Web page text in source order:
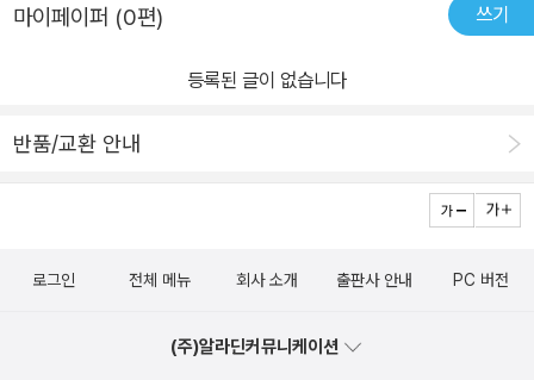
마이페이퍼 (0편) 쓰기
등록된 글이 없습니다
반품/교환 안내
로그인 전체 메뉴 회사 소개 출판사 안내 PC 버전
(주)알라딘커뮤니케이션